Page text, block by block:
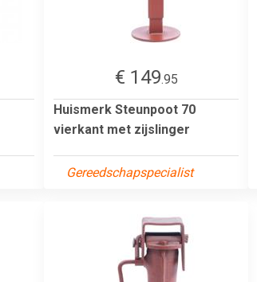
€ 149.95
Huismerk Steunpoot 70
vierkant met zijslinger
Gereedschapspecialist